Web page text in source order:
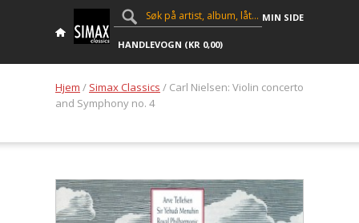
MIN SIDE
HANDLEVOGN (KR 0,00)
Hjem / Simax Classics / Carl Nielsen: Violin concerto
and Symphony no. 4